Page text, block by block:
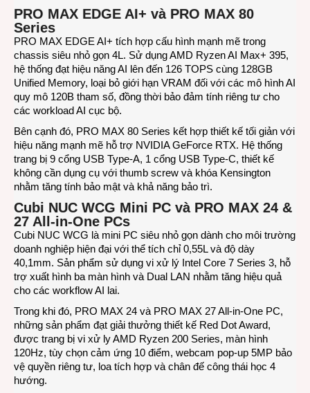
PRO MAX EDGE AI+ và PRO MAX 80
Series
PRO MAX EDGE AI+ tích hợp cấu hình mạnh mẽ trong
chassis siêu nhỏ gọn 4L. Sử dụng AMD Ryzen AI Max+ 395,
hệ thống đạt hiệu năng AI lên đến 126 TOPS cùng 128GB
Unified Memory, loại bỏ giới hạn VRAM đối với các mô hình AI
quy mô 120B tham số, đồng thời bảo đảm tính riêng tư cho
các workload AI cục bộ.
Bên cạnh đó, PRO MAX 80 Series kết hợp thiết kế tối giản với
hiệu năng mạnh mẽ hỗ trợ NVIDIA GeForce RTX. Hệ thống
trang bị 9 cổng USB Type-A, 1 cổng USB Type-C, thiết kế
không cần dụng cụ với thumb screw và khóa Kensington
nhằm tăng tính bảo mật và khả năng bảo trì.
Cubi NUC WCG Mini PC và PRO MAX 24 &
27 All-in-One PCs
Cubi NUC WCG là mini PC siêu nhỏ gọn dành cho môi trường
doanh nghiệp hiện đại với thể tích chỉ 0,55L và độ dày
40,1mm. Sản phẩm sử dụng vi xử lý Intel Core 7 Series 3, hỗ
trợ xuất hình ba màn hình và Dual LAN nhằm tăng hiệu quả
cho các workflow AI lai.
Trong khi đó, PRO MAX 24 và PRO MAX 27 All-in-One PC,
những sản phẩm đạt giải thưởng thiết kế Red Dot Award,
được trang bị vi xử ly AMD Ryzen 200 Series, màn hình
120Hz, tùy chọn cảm ứng 10 điểm, webcam pop-up 5MP bảo
vệ quyền riêng tư, loa tích hợp và chân đế công thái học 4
hướng.